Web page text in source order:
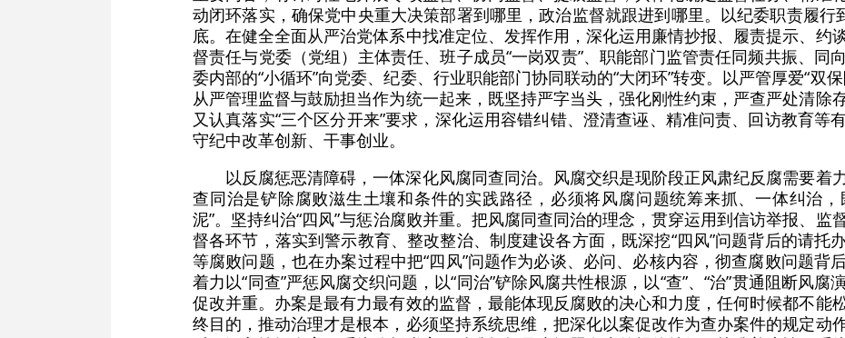
动闭环落实，确保党中央重大决策部署到哪里，政治监督就跟进到哪里。以纪委职责履行
底。在健全全面从严治党体系中找准定位、发挥作用，深化运用廉情抄报、履责提示、约
督责任与党委（党组）主体责任、班子成员“一岗双责”、职能部门监管责任同频共振、同
委内部的“小循环”向党委、纪委、行业职能部门协同联动的“大闭环”转变。以严管厚爱“双
从严管理监督与鼓励担当作为统一起来，既坚持严字当头，强化刚性约束，严查严处清除
又认真落实“三个区分开来”要求，深化运用容错纠错、澄清查诬、精准问责、回访教育等
守纪中改革创新、干事创业。
以反腐惩恶清障碍，一体深化风腐同查同治。风腐交织是现阶段正风肃纪反腐需要着
查同治是铲除腐败滋生土壤和条件的实践路径，必须将风腐问题统筹来抓、一体纠治，
泥”。坚持纠治“四风”与惩治腐败并重。把风腐同查同治的理念，贯穿运用到信访举报、监
督各环节，落实到警示教育、整改整治、制度建设各方面，既深挖“四风”问题背后的请托
等腐败问题，也在办案过程中把“四风”问题作为必谈、必问、必核内容，彻查腐败问题背
着力以“同查”严惩风腐交织问题，以“同治”铲除风腐共性根源，以“查”、“治”贯通阻断风腐
促改并重。办案是最有力最有效的监督，最能体现反腐败的决心和力度，任何时候都不能
终目的，推动治理才是根本，必须坚持系统思维，把深化以案促改作为查办案件的规定动